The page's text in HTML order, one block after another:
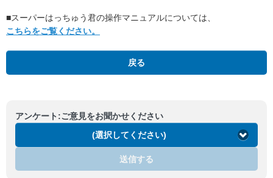
■スーパーはっちゅう君の操作マニュアルについては、
こちらをご覧ください。
戻る
アンケート:ご意見をお聞かせください
(選択してください)
送信する